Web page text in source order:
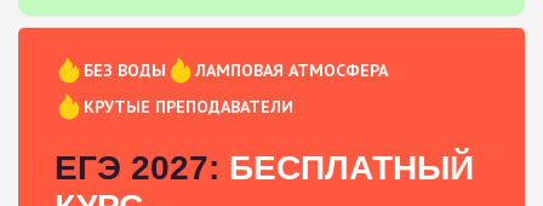
БЕЗ ВОДЫ
ЛАМПОВАЯ АТМОСФЕРА
КРУТЫЕ ПРЕПОДАВАТЕЛИ
ЕГЭ 2027: БЕСПЛАТНЫЙ